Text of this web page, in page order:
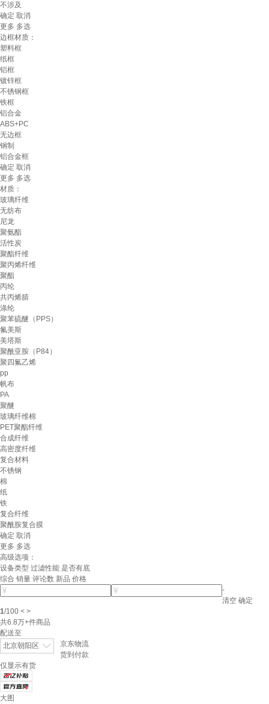
不涉及
确定 取消
更多 多选
边框材质：
塑料框
纸框
铝框
镀锌框
不锈钢框
铁框
铝合金
ABS+PC
无边框
钢制
铝合金框
确定 取消
更多 多选
材质：
玻璃纤维
无纺布
尼龙
聚氨酯
活性炭
聚酯纤维
聚丙烯纤维
聚酯
丙纶
共丙烯腈
涤纶
聚苯硫醚（PPS）
氟美斯
美塔斯
聚酰亚胺（P84）
聚四氟乙烯
pp
帆布
PA
聚醚
玻璃纤维棉
PET聚酯纤维
合成纤维
高密度纤维
复合材料
不锈钢
棉
纸
铁
复合纤维
聚酰胺复合膜
确定 取消
更多 多选
高级选项：
设备类型 过滤性能 是否有底
综合 销量 评论数 新品 价格
-
清空 确定
1/100 < >
共6.8万+件商品
配送至
北京朝阳区
京东物流
货到付款
仅显示有货
大图